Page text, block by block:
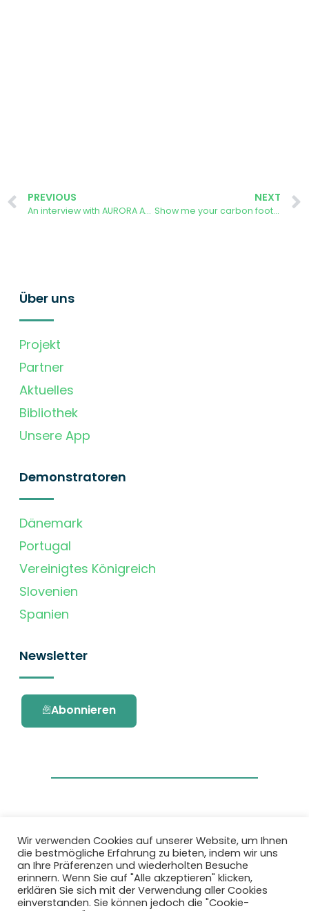
PREVIOUS
An interview with AURORA Ambassadress Nina Hojnik
NEXT
Show me your carbon footprint and get a beer
Über uns
Projekt
Partner
Aktuelles
Bibliothek
Unsere App
Demonstratoren
Dänemark
Portugal
Vereinigtes Königreich
Slovenien
Spanien
Newsletter
Abonnieren
Dieses Projekt wurde durch das Forschungs-
und Innovationsprogramm Horizon 2020 der
Europäischen Union unter der
Fördervereinbarung Nr. 101036418 gefördert.
Wir verwenden Cookies auf unserer Website, um Ihnen
die bestmögliche Erfahrung zu bieten, indem wir uns
an Ihre Präferenzen und wiederholten Besuche
erinnern. Wenn Sie auf "Alle akzeptieren" klicken,
erklären Sie sich mit der Verwendung aller Cookies
einverstanden. Sie können jedoch die "Cookie-